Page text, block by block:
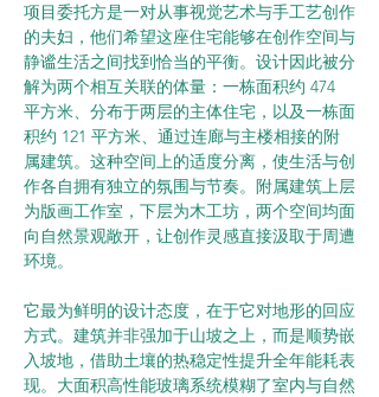
项目委托方是一对从事视觉艺术与手工艺创作
的夫妇，他们希望这座住宅能够在创作空间与
静谧生活之间找到恰当的平衡。设计因此被分
解为两个相互关联的体量：一栋面积约 474
平方米、分布于两层的主体住宅，以及一栋面
积约 121 平方米、通过连廊与主楼相接的附
属建筑。这种空间上的适度分离，使生活与创
作各自拥有独立的氛围与节奏。附属建筑上层
为版画工作室，下层为木工坊，两个空间均面
向自然景观敞开，让创作灵感直接汲取于周遭
环境。
它最为鲜明的设计态度，在于它对地形的回应
方式。建筑并非强加于山坡之上，而是顺势嵌
入坡地，借助土壤的热稳定性提升全年能耗表
现。大面积高性能玻璃系统模糊了室内与自然